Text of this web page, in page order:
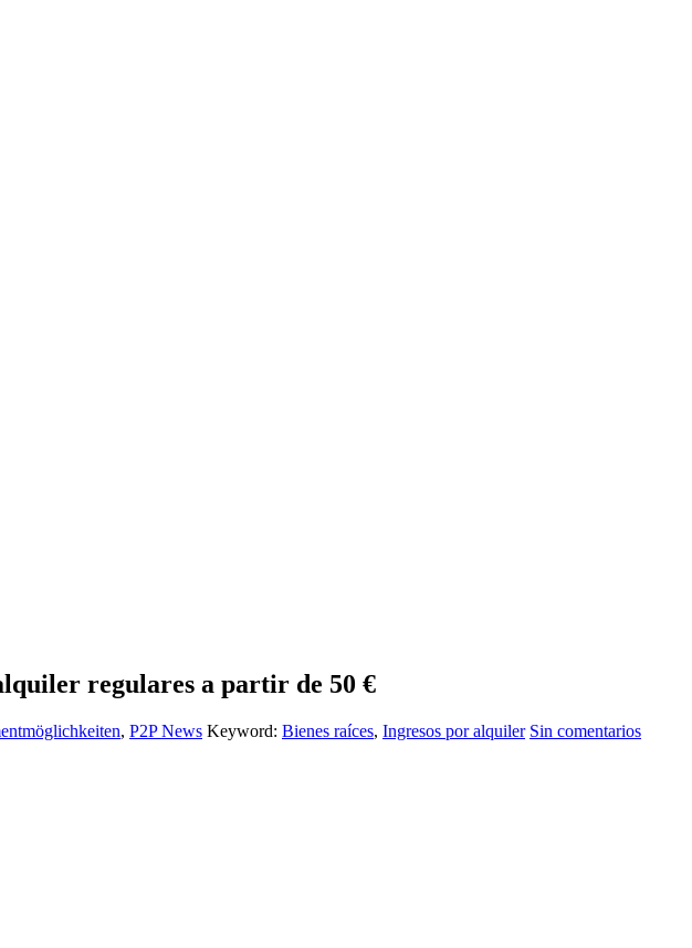
regulares a partir de 50 €
, P2P News Keyword: Bienes raíces, Ingresos por alquiler Sin comentarios